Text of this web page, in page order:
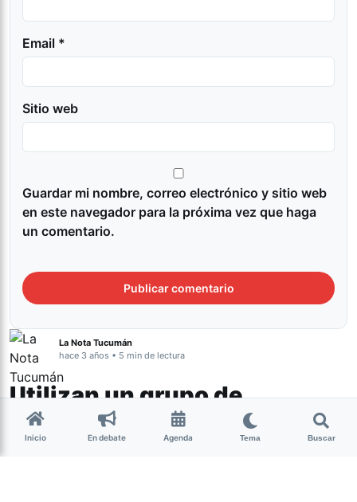
Email *
Sitio web
Guardar mi nombre, correo electrónico y sitio web
en este navegador para la próxima vez que haga
un comentario.
La Nota Tucumán
hace 3 años • 5 min de lectura
Utilizan un grupo de
Telegram para difundir fotos
de mujeres sin su
Inicio En debate Agenda Tema Buscar